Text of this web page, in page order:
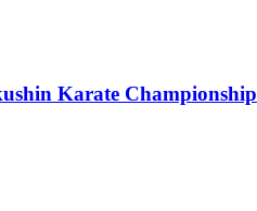
Karate Championship